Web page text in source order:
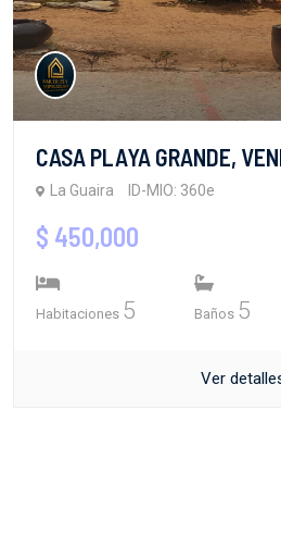
CASA PLAYA GRANDE,
La Guaira ID-MIO: 360e
$ 450,000
Habitaciones 5 Baños 5
Ver